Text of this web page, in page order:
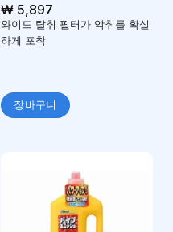
₩5,897
와이드 탈취 필터가 악취를 확실
하게 포착
장바구니